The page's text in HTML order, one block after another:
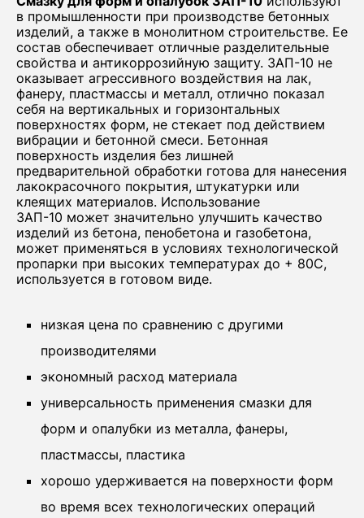
в промышленности при производстве бетонных
изделий, а также в монолитном строительстве. Ее
состав обеспечивает отличные разделительные
свойства и антикоррозийную защиту. ЗАП-10 не
оказывает агрессивного воздействия на лак,
фанеру, пластмассы и металл, отлично показал
себя на вертикальных и горизонтальных
поверхностях форм, не стекает под действием
вибрации и бетонной смеси. Бетонная
поверхность изделия без лишней
предварительной обработки готова для нанесения
лакокрасочного покрытия, штукатурки или
клеящих материалов. Использование
ЗАП-10 может значительно улучшить качество
изделий из бетона, пенобетона и газобетона,
может применяться в условиях технологической
пропарки при высоких температурах до + 80С,
используется в готовом виде.
низкая цена по сравнению с другими
производителями
экономный расход материала
универсальность применения смазки для
форм и опалубки из металла, фанеры,
пластмассы, пластика
хорошо удерживается на поверхности форм
во время всех технологических операций